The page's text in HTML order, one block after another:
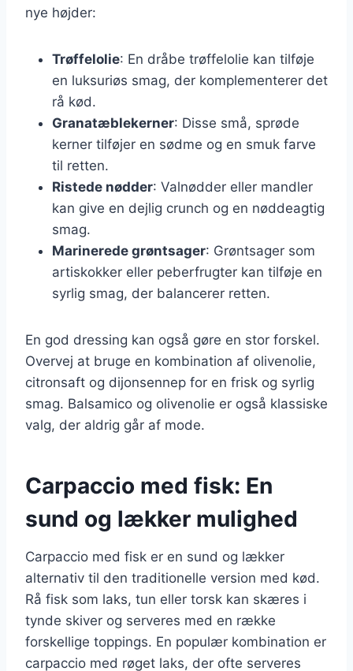
nye højder:
Trøffelolie: En dråbe trøffelolie kan tilføje
en luksuriøs smag, der komplementerer det
rå kød.
Granatæblekerner: Disse små, sprøde
kerner tilføjer en sødme og en smuk farve
til retten.
Ristede nødder: Valnødder eller mandler
kan give en dejlig crunch og en nøddeagtig
smag.
Marinerede grøntsager: Grøntsager som
artiskokker eller peberfrugter kan tilføje en
syrlig smag, der balancerer retten.
En god dressing kan også gøre en stor forskel.
Overvej at bruge en kombination af olivenolie,
citronsaft og dijonsennep for en frisk og syrlig
smag. Balsamico og olivenolie er også klassiske
valg, der aldrig går af mode.
Carpaccio med fisk: En
sund og lækker mulighed
Carpaccio med fisk er en sund og lækker
alternativ til den traditionelle version med kød.
Rå fisk som laks, tun eller torsk kan skæres i
tynde skiver og serveres med en række
forskellige toppings. En populær kombination er
carpaccio med røget laks, der ofte serveres